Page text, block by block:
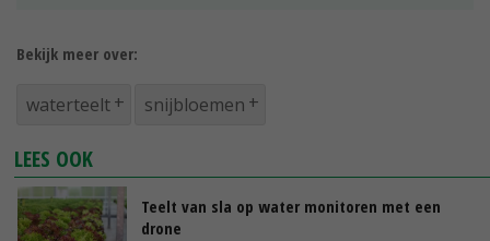
Bekijk meer over:
waterteelt snijbloemen
LEES OOK
Teelt van sla op water monitoren met een
drone